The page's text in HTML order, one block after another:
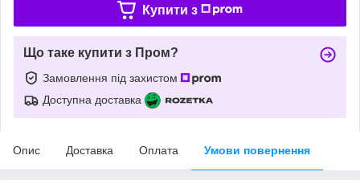
Купити з
Що таке купити з Пром?
Замовлення під захистом
Доступна доставка
Опис Доставка Оплата Умови повернення